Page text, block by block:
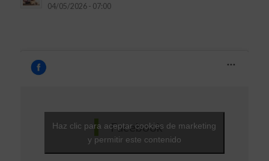
04/05/2026 - 07:00
Facebook
Haz clic para aceptar cookies de marketing
y permitir este contenido